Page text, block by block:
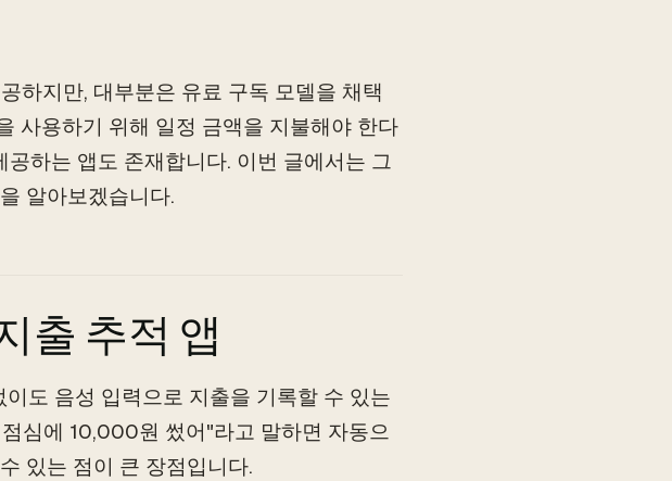
하지만, 대부분은 유료 구독 모델을 채택
사용하기 위해 일정 금액을 지불해야 한다
하는 앱도 존재합니다. 이번 글에서는 그
알아보겠습니다.
출 추적 앱
도 음성 입력으로 지출을 기록할 수 있는
심에 10,000원 썼어"라고 말하면 자동으
있는 점이 큰 장점입니다.